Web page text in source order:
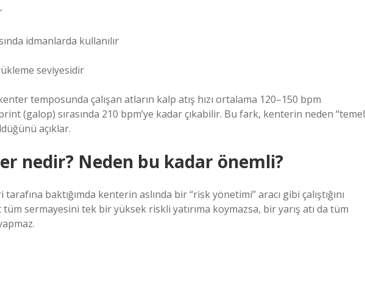
idmanlarda kullanılır
seviyesidir
temposunda çalışan atların kalp atış hızı ortalama 120–150 bpm
(galop) sırasında 210 bpm’ye kadar çıkabilir. Bu fark, kenterin neden “temel
açıklar.
nedir? Neden bu kadar önemli?
baktığımda kenterin aslında bir “risk yönetimi” aracı gibi çalıştığını
sermayesini tek bir yüksek riskli yatırıma koymazsa, bir yarış atı da tüm